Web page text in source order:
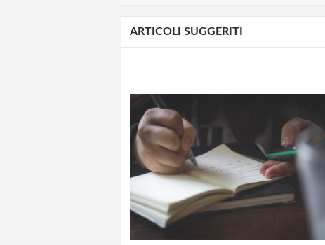
ARTICOLI SUGGERITI